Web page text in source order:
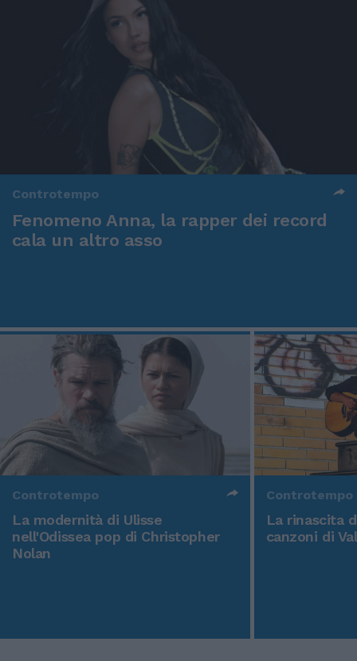
Controtempo
Fenomeno Anna, la rapper dei record
cala un altro asso
Controtempo
La modernità di Ulisse
nell'Odissea pop di Christopher
Nolan
Controtempo
La rinascita
canzoni di